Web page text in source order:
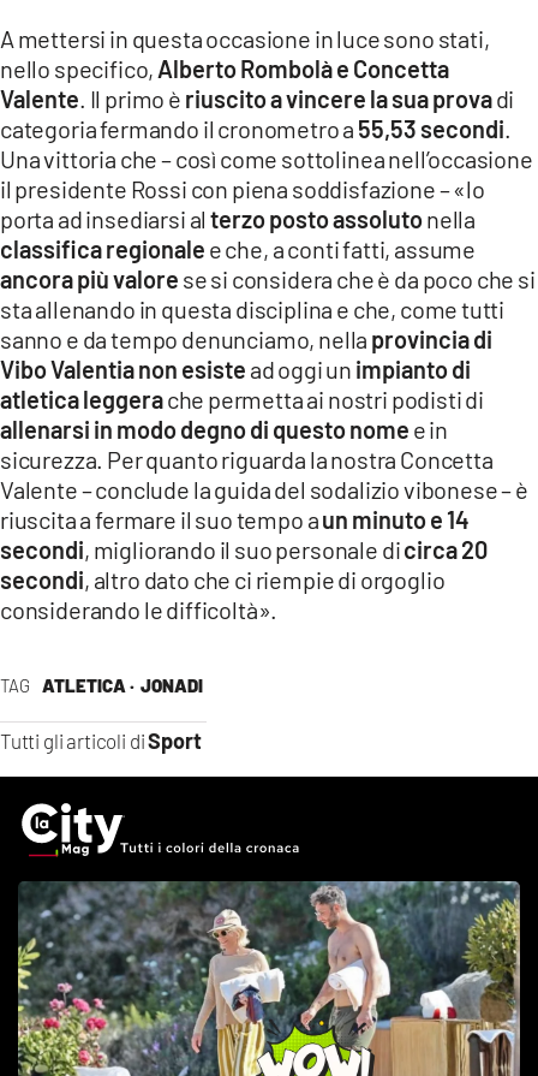
LACAPITALENEWS.IT
App
ANDROID
APPLE
TAG ATLETICA · JONADI
Tutti gli articoli diSport
A mettersi in questa occasione in luce sono stati,
nello specifico, Alberto Rombolà e Concetta
Valente . Il primo è riuscito a vincere la sua provadi
categoria fermando il cronometro a 55,53 secondi
Una vittoria che – così come sottolinea nell’occasione
il presidente Rossi con piena soddisfazione – «lo
porta ad insediarsi alterzo posto assolutonella
classifica regionale e che, a conti fatti, assume
ancora più valore se si considera che è da poco che si
sta allenando in questa disciplina e che, come tutti
sanno e da tempo denunciamo, nella provincia di
Vibo Valentia non esiste ad oggi un impianto di
atleticaleggerache permetta ai nostri podisti di
allenarsi in mododegno di questo nome e in
sicurezza. Per quanto riguarda la nostra Concetta
Valente – conclude la guida del sodalizio vibonese – è
riuscita a fermare il suo tempo aun minuto e 14
secondi, migliorando il suo personale dicirca 20
secondi, altro dato che ci riempie di orgoglio
considerando le difficoltà».